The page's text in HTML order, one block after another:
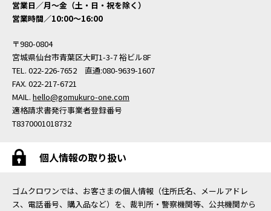
営業日／月〜金（土・日・祝を除く）
営業時間／10:00〜16:00
〒980-0804
宮城県仙台市青葉区大町1-3-7 裕ビル8F
TEL. 022-226-7652 直通:080-9639-1607
FAX. 022-217-6721
MAIL. hello@gomukuro-one.com
適格請求書発行事業者登録番号
T8370001018732
個人情報の取り扱い
ゴムクロワンでは、お客さまの個人情報（住所氏名、メールアドレ
ス、電話番号、購入品など）を、裁判所・警察機関等、公共機関から